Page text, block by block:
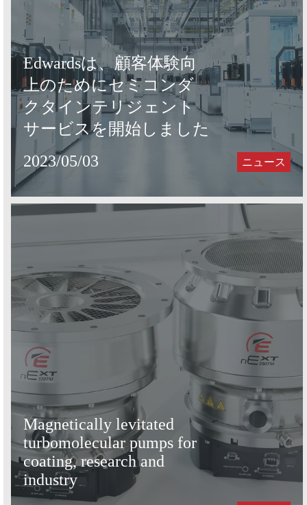
Edwardsは、顧客体験向
上のためにセミコンダ
クタインテリジェント
サービスを開始しました
2023/05/03
ニュース
Magnetically levitated
turbomolecular pumps for
coating, research and
industry